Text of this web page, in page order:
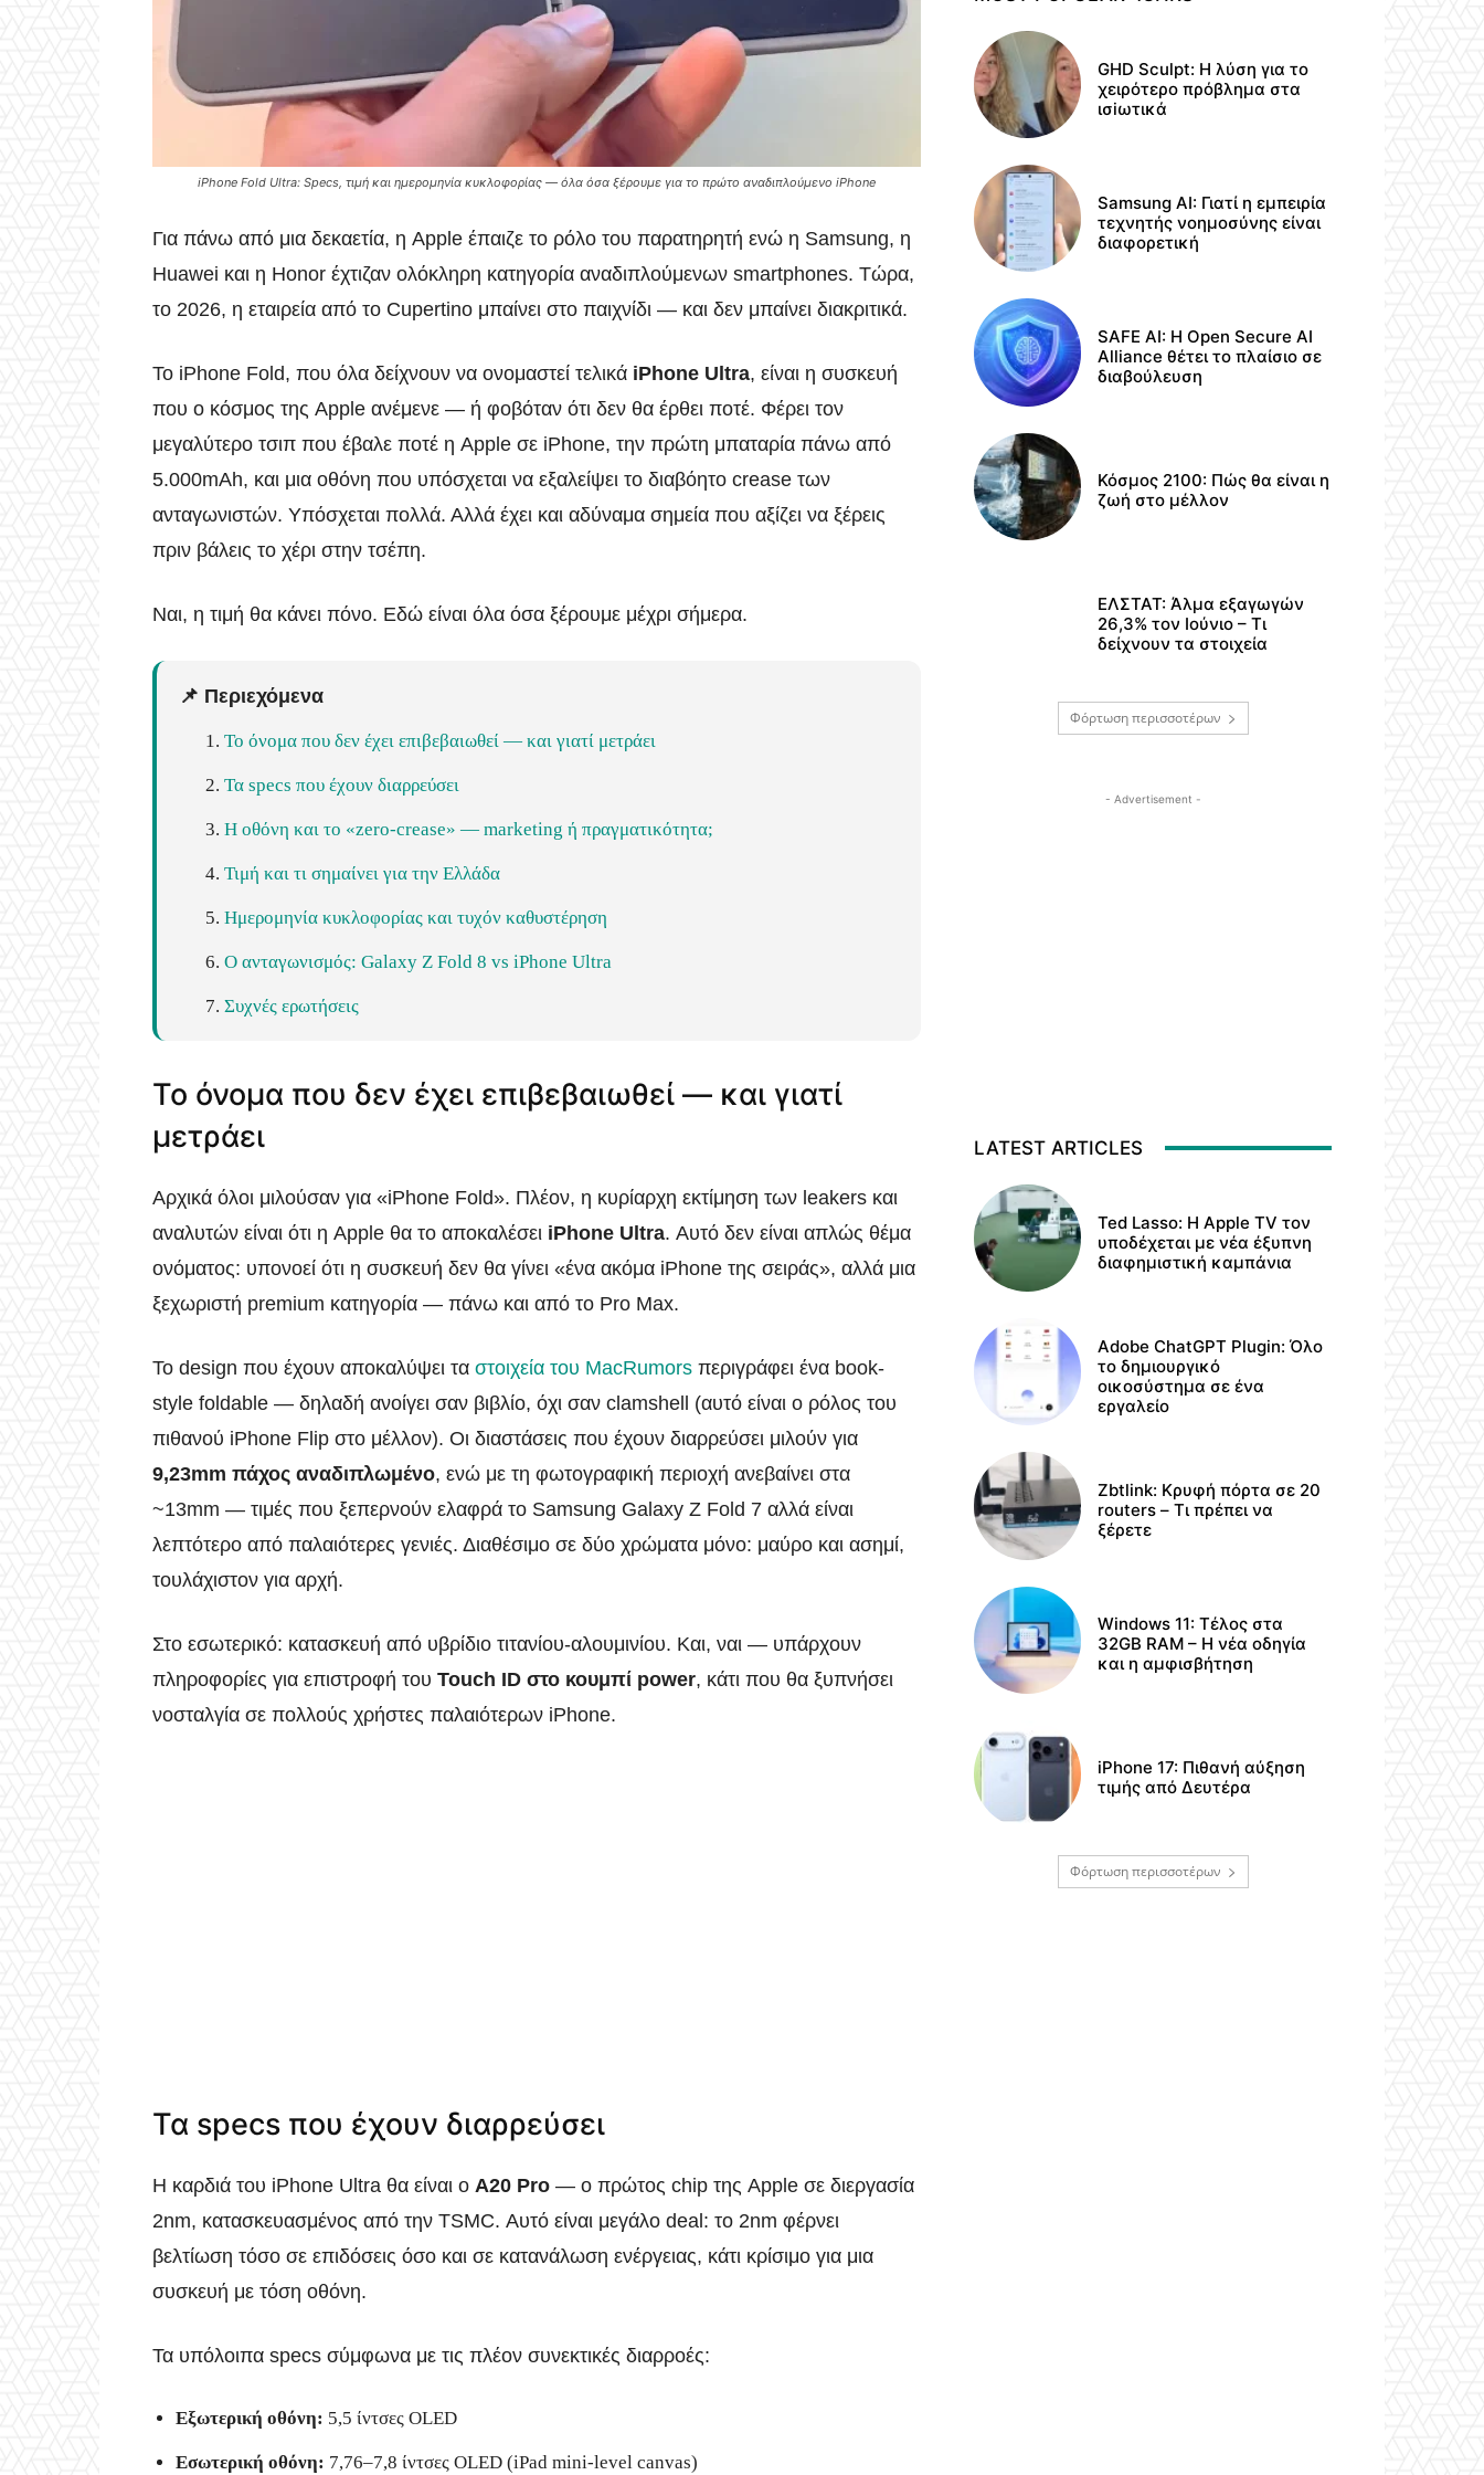
iPhone Fold Ultra: Specs, τιμή και ημερομηνία κυκλοφορίας — όλα όσα ξέρουμε για το πρώτο αναδιπλούμενο iPhone
Για πάνω από μια δεκαετία, η Apple έπαιζε το ρόλο του παρατηρητή ενώ η Samsung, η
Huawei και η Honor έχτιζαν ολόκληρη κατηγορία αναδιπλούμενων smartphones. Τώρα,
το 2026, η εταιρεία από το Cupertino μπαίνει στο παιχνίδι — και δεν μπαίνει διακριτικά.
Το iPhone Fold, που όλα δείχνουν να ονομαστεί τελικά iPhone Ultra, είναι η συσκευή
που ο κόσμος της Apple ανέμενε — ή φοβόταν ότι δεν θα έρθει ποτέ. Φέρει τον
μεγαλύτερο τσιπ που έβαλε ποτέ η Apple σε iPhone, την πρώτη μπαταρία πάνω από
5.000mAh, και μια οθόνη που υπόσχεται να εξαλείψει το διαβόητο crease των
ανταγωνιστών. Υπόσχεται πολλά. Αλλά έχει και αδύναμα σημεία που αξίζει να ξέρεις
πριν βάλεις το χέρι στην τσέπη.
Ναι, η τιμή θα κάνει πόνο. Εδώ είναι όλα όσα ξέρουμε μέχρι σήμερα.
📌 Περιεχόμενα
Το όνομα που δεν έχει επιβεβαιωθεί — και γιατί μετράει
Τα specs που έχουν διαρρεύσει
Η οθόνη και το «zero-crease» — marketing ή πραγματικότητα;
Τιμή και τι σημαίνει για την Ελλάδα
Ημερομηνία κυκλοφορίας και τυχόν καθυστέρηση
Ο ανταγωνισμός: Galaxy Z Fold 8 vs iPhone Ultra
Συχνές ερωτήσεις
Το όνομα που δεν έχει επιβεβαιωθεί — και γιατί
μετράει
Αρχικά όλοι μιλούσαν για «iPhone Fold». Πλέον, η κυρίαρχη εκτίμηση των leakers και
αναλυτών είναι ότι η Apple θα το αποκαλέσει iPhone Ultra. Αυτό δεν είναι απλώς θέμα
ονόματος: υπονοεί ότι η συσκευή δεν θα γίνει «ένα ακόμα iPhone της σειράς», αλλά μια
ξεχωριστή premium κατηγορία — πάνω και από το Pro Max.
Το design που έχουν αποκαλύψει τα στοιχεία του MacRumors περιγράφει ένα book-
style foldable — δηλαδή ανοίγει σαν βιβλίο, όχι σαν clamshell (αυτό είναι ο ρόλος του
πιθανού iPhone Flip στο μέλλον). Οι διαστάσεις που έχουν διαρρεύσει μιλούν για
9,23mm πάχος αναδιπλωμένο, ενώ με τη φωτογραφική περιοχή ανεβαίνει στα
~13mm — τιμές που ξεπερνούν ελαφρά το Samsung Galaxy Z Fold 7 αλλά είναι
λεπτότερο από παλαιότερες γενιές. Διαθέσιμο σε δύο χρώματα μόνο: μαύρο και ασημί,
τουλάχιστον για αρχή.
Στο εσωτερικό: κατασκευή από υβρίδιο τιτανίου-αλουμινίου. Και, ναι — υπάρχουν
πληροφορίες για επιστροφή του Touch ID στο κουμπί power, κάτι που θα ξυπνήσει
νοσταλγία σε πολλούς χρήστες παλαιότερων iPhone.
Τα specs που έχουν διαρρεύσει
Η καρδιά του iPhone Ultra θα είναι ο A20 Pro — ο πρώτος chip της Apple σε διεργασία
2nm, κατασκευασμένος από την TSMC. Αυτό είναι μεγάλο deal: το 2nm φέρνει
βελτίωση τόσο σε επιδόσεις όσο και σε κατανάλωση ενέργειας, κάτι κρίσιμο για μια
συσκευή με τόση οθόνη.
Τα υπόλοιπα specs σύμφωνα με τις πλέον συνεκτικές διαρροές:
Εξωτερική οθόνη: 5,5 ίντσες OLED
Εσωτερική οθόνη: 7,76–7,8 ίντσες OLED (iPad mini-level canvas)
GHD Sculpt: Η λύση για το
χειρότερο πρόβλημα στα
ισiωτικά
Samsung AI: Γιατί η εμπειρία
τεχνητής νοημοσύνης είναι
διαφορετική
SAFE AI: Η Open Secure AI
Alliance θέτει το πλαίσιο σε
διαβούλευση
Κόσμος 2100: Πώς θα είναι η
ζωή στο μέλλον
ΕΛΣΤΑΤ: Άλμα εξαγωγών
26,3% τον Ιούνιο – Τι
δείχνουν τα στοιχεία
Φόρτωση περισσοτέρων
- Advertisement -
LATEST ARTICLES
Ted Lasso: Η Apple TV τον
υποδέχεται με νέα έξυπνη
διαφημιστική καμπάνια
Adobe ChatGPT Plugin: Όλο
το δημιουργικό
οικοσύστημα σε ένα
εργαλείο
Zbtlink: Κρυφή πόρτα σε 20
routers – Τι πρέπει να
ξέρετε
Windows 11: Τέλος στα
32GB RAM – Η νέα οδηγία
και η αμφισβήτηση
iPhone 17: Πιθανή αύξηση
τιμής από Δευτέρα
Φόρτωση περισσοτέρων